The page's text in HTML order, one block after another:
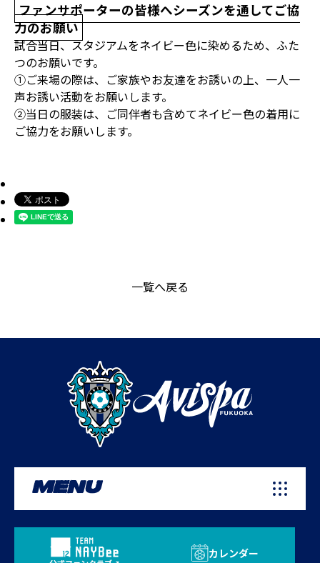
ファンサポーターの皆様へシーズンを通してご協
力のお願い
試合当日、スタジアムをネイビー色に染めるため、ふた
つのお願いです。
①ご来場の際は、ご家族やお友達をお誘いの上、一人一
声お誘い活動をお願いします。
②当日の服装は、ご同伴者も含めてネイビー色の着用に
ご協力をお願いします。
一覧へ戻る
MENU
カレンダー